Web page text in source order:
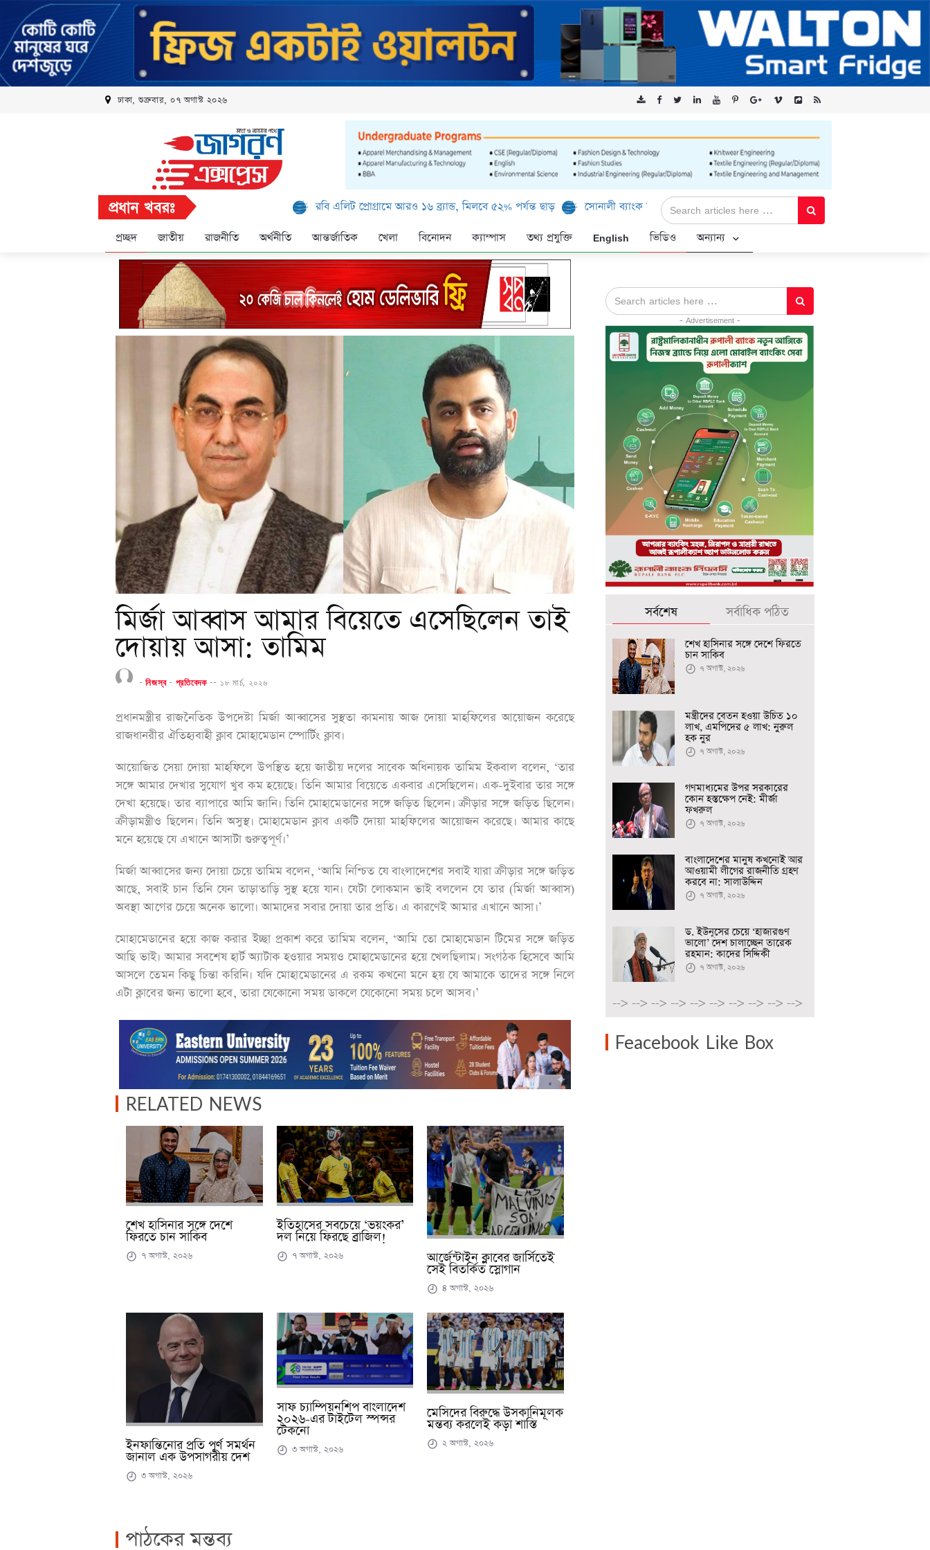
ঢাকা, শুক্রবার, ০৭ অগাস্ট ২০২৬
প্রধান খবরঃ রবি এলিট প্রোগ্রামে আরও ১৬ ব্র্যান্ড, মিলবে ৫২% পর্যন্ত ছাড় সোনালী ব্যাংক লিমিটেড-এর ‘কৃষক কার্ড’ কর্মসূচির জন্য সুরক্ষিত সংযোগ প্রদান করছে
প্রচ্ছদ জাতীয় রাজনীতি অর্থনীতি আন্তর্জাতিক খেলা বিনোদন ক্যাম্পাস তথ্য প্রযুক্তি English ভিডিও অন্যান্য
মির্জা আব্বাস আমার বিয়েতে এসেছিলেন তাই
দোয়ায় আসা: তামিম
-নিজস্ব- প্রতিবেদক-- ১৮ মার্চ, ২০২৬
প্রধানমন্ত্রীর রাজনৈতিক উপদেষ্টা মির্জা আব্বাসের সুস্থতা কামনায় আজ দোয়া মাহফিলের আয়োজন করেছে
রাজধানরীর ঐতিহ্যবাহী ক্লাব মোহামেডান স্পোর্টিং ক্লাব।
আয়োজিত সেয়া দোয়া মাহফিলে উপস্থিত হয়ে জাতীয় দলের সাবেক অধিনায়ক তামিম ইকবাল বলেন, ‘তার
সঙ্গে আমার দেখার সুযোগ খুব কম হয়েছে। তিনি আমার বিয়েতে একবার এসেছিলেন। এক-দুইবার তার সঙ্গে
দেখা হয়েছে। তার ব্যাপারে আমি জানি। তিনি মোহামেডানের সঙ্গে জড়িত ছিলেন। ক্রীড়ার সঙ্গে জড়িত ছিলেন।
ক্রীড়ামন্ত্রীও ছিলেন। তিনি অসুস্থ। মোহামেডান ক্লাব একটি দোয়া মাহফিলের আয়োজন করেছে। আমার কাছে
মনে হয়েছে যে এখানে আসাটা গুরুত্বপূর্ণ।’
মির্জা আব্বাসের জন্য দোয়া চেয়ে তামিম বলেন, ‘আমি নিশ্চিত যে বাংলাদেশের সবাই যারা ক্রীড়ার সঙ্গে জড়িত
আছে, সবাই চান তিনি যেন তাড়াতাড়ি সুস্থ হয়ে যান। যেটা লোকমান ভাই বললেন যে তার (মির্জা আব্বাস)
অবস্থা আগের চেয়ে অনেক ভালো। আমাদের সবার দোয়া তার প্রতি। এ কারণেই আমার এখানে আসা।’
মোহামেডানের হয়ে কাজ করার ইচ্ছা প্রকাশ করে তামিম বলেন, ‘আমি তো মোহামেডান টিমের সঙ্গে জড়িত
আছি ভাই। আমার সবশেষ হার্ট অ্যাটাক হওয়ার সময়ও মোহামেডানের হয়ে খেলছিলাম। সংগঠক হিসেবে আমি
আসলে তেমন কিছু চিন্তা করিনি। যদি মোহামেডানের এ রকম কখনো মনে হয় যে আমাকে তাদের সঙ্গে নিলে
এটা ক্লাবের জন্য ভালো হবে, তারা যেকোনো সময় ডাকলে যেকোনো সময় চলে আসব।’
RELATED NEWS
শেখ হাসিনার সঙ্গে দেশে
ফিরতে চান সাকিব
৭ অগাস্ট, ২০২৬
ইতিহাসের সবচেয়ে ‘ভয়ংকর’
দল নিয়ে ফিরছে ব্রাজিল!
৭ অগাস্ট, ২০২৬ আর্জেন্টাইন ক্লাবের জার্সিতেই
সেই বিতর্কিত স্লোগান
৪ অগাস্ট, ২০২৬
ইনফান্তিনোর প্রতি পূর্ণ সমর্থন
জানাল এক উপসাগরীয় দেশ
৩ অগাস্ট, ২০২৬
সাফ চ্যাম্পিয়নশিপ বাংলাদেশ
২০২৬-এর টাইটেল স্পন্সর
টেকনো
৩ অগাস্ট, ২০২৬
মেসিদের বিরুদ্ধে উসকানিমূলক
মন্তব্য করলেই কড়া শাস্তি
২ অগাস্ট, ২০২৬
পাঠকের মন্তব্য
- Advertisement -
সর্বশেষ সর্বাধিক পঠিত
শেখ হাসিনার সঙ্গে দেশে ফিরতে
চান সাকিব
৭ অগাস্ট, ২০২৬
মন্ত্রীদের বেতন হওয়া উচিত ১০
লাখ, এমপিদের ৫ লাখ: নুরুল
হক নুর
৭ অগাস্ট, ২০২৬
গণমাধ্যমের উপর সরকারের
কোন হস্তক্ষেপ নেই: মীর্জা
ফখরুল
৭ অগাস্ট, ২০২৬
বাংলাদেশের মানুষ কখনোই আর
আওয়ামী লীগের রাজনীতি গ্রহণ
করবে না: সালাউদ্দিন
৭ অগাস্ট, ২০২৬
ড. ইউনূসের চেয়ে ‘হাজারগুণ
ভালো’ দেশ চালাচ্ছেন তারেক
রহমান: কাদের সিদ্দিকী
৭ অগাস্ট, ২০২৬
--> --> --> --> --> --> --> --> --> -->
Feacebook Like Box